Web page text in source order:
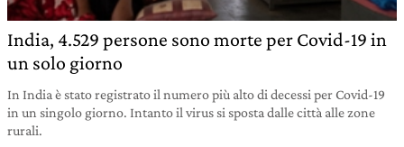
India, 4.529 persone sono morte per Covid-19 in
un solo giorno
In India è stato registrato il numero più alto di decessi per Covid-19
in un singolo giorno. Intanto il virus si sposta dalle città alle zone
rurali.